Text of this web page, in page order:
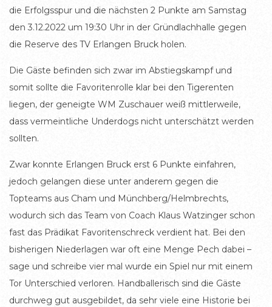
die Erfolgsspur und die nächsten 2 Punkte am Samstag
den 3.12.2022 um 19:30 Uhr in der Gründlachhalle gegen
die Reserve des TV Erlangen Bruck holen.
Die Gäste befinden sich zwar im Abstiegskampf und
somit sollte die Favoritenrolle klar bei den Tigerenten
liegen, der geneigte WM Zuschauer weiß mittlerweile,
dass vermeintliche Underdogs nicht unterschätzt werden
sollten.
Zwar konnte Erlangen Bruck erst 6 Punkte einfahren,
jedoch gelangen diese unter anderem gegen die
Topteams aus Cham und Münchberg/Helmbrechts,
wodurch sich das Team von Coach Klaus Watzinger schon
fast das Prädikat Favoritenschreck verdient hat. Bei den
bisherigen Niederlagen war oft eine Menge Pech dabei –
sage und schreibe vier mal wurde ein Spiel nur mit einem
Tor Unterschied verloren. Handballerisch sind die Gäste
durchweg gut ausgebildet, da sehr viele eine Historie bei